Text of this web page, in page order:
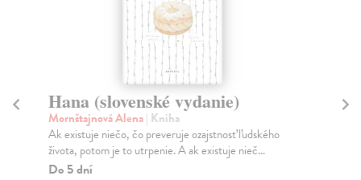
Hana (slovenské vydanie)
Mornštajnová Alena| Kniha
Ak existuje niečo, čo preveruje ozajstnosť ľudského
života, potom je to utrpenie. A ak existuje nieč...
Do 5 dní